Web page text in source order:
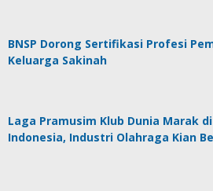
BNSP Dorong Sertifikasi Profesi
Keluarga Sakinah
Laga Pramusim Klub Dunia Marak di
Indonesia, Industri Olahraga Kian